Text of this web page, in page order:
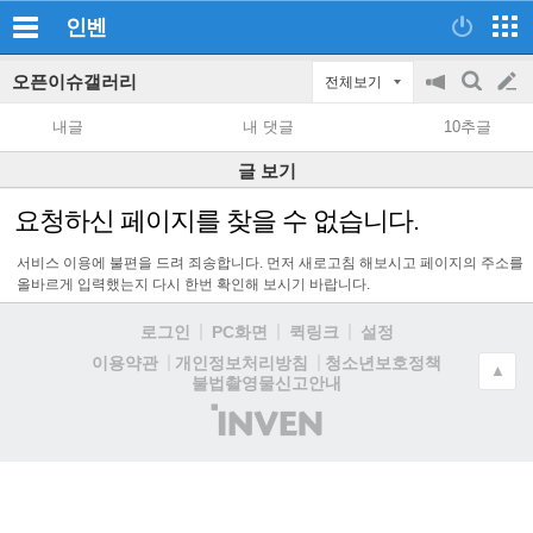
인벤
오픈이슈갤러리 전체보기
공
지
on/off
검
색
글
쓰
기
내글 내 댓글 10추글
글 보기
요청하신 페이지를 찾을 수 없습니다.
서비스 이용에 불편을 드려 죄송합니다. 먼저 새로고침 해보시고 페이지의 주소를
올바르게 입력했는지 다시 한번 확인해 보시기 바랍니다.
로그인 PC화면 퀵링크
설정
이용약관
개인정보처리방침
청소년보호정책
불법촬영물신고안내
(주)
인
▲